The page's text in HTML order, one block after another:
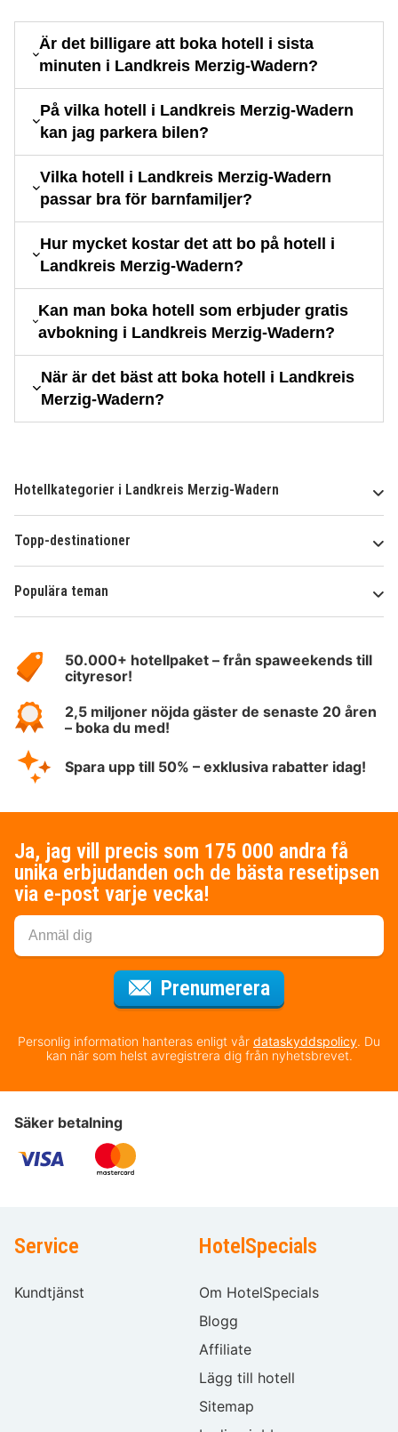
Är det billigare att boka hotell i sista
minuten i Landkreis Merzig-Wadern?
På vilka hotell i Landkreis Merzig-Wadern
kan jag parkera bilen?
Vilka hotell i Landkreis Merzig-Wadern
passar bra för barnfamiljer?
Hur mycket kostar det att bo på hotell i
Landkreis Merzig-Wadern?
Kan man boka hotell som erbjuder gratis
avbokning i Landkreis Merzig-Wadern?
När är det bäst att boka hotell i Landkreis
Merzig-Wadern?
Hotellkategorier i Landkreis Merzig-Wadern
Topp-destinationer
Populära teman
HotelSpecials50.000+ hotellpaket – från spaweekends till
cityresor!
2,5 miljoner nöjda gäster de senaste 20 åren
– boka du med!
Spara upp till 50% – exklusiva rabatter idag!
Ja, jag vill precis som 175 000 andra få
unika erbjudanden och de bästa resetipsen
via e-post varje vecka!
Prenumerera
Personlig information hanteras enligt vår dataskyddspolicy. Du
kan när som helst avregistrera dig från nyhetsbrevet.
Säker betalning
Service
Kundtjänst
HotelSpecials
Om HotelSpecials
Blogg
Affiliate
Lägg till hotell
Sitemap